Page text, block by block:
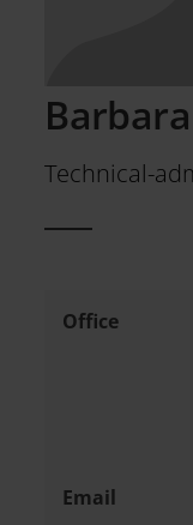
Technical-
Contact
Office
Email